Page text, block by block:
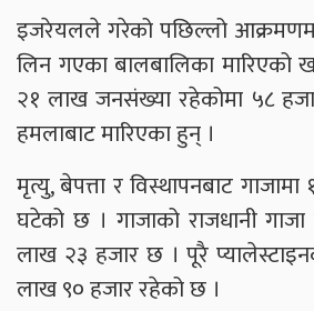
इजरेयलले गरेको पछिल्लो
लिन गएका बालबालिका मारिएको
२१ लाख जनसंख्या रहेकोमा ५८
हमलाबाट मारिएका हुन् ।
मृत्यु, बेपत्ता र विस्थापनबाट
घटेको छ । गाजाको राजधानी
लाख २३ हजार छ । पूरै
लाख ९० हजार रहेको छ ।